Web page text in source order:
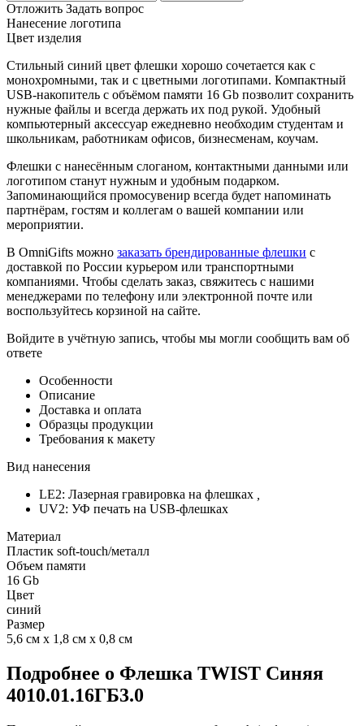
Отложить Задать вопрос
Нанесение логотипа
Цвет изделия
Стильный синий цвет флешки хорошо сочетается как с
монохромными, так и с цветными логотипами. Компактный
USB-накопитель с объёмом памяти 16 Gb позволит сохранить
нужные файлы и всегда держать их под рукой. Удобный
компьютерный аксессуар ежедневно необходим студентам и
школьникам, работникам офисов, бизнесменам, коучам.
Флешки с нанесённым слоганом, контактными данными или
логотипом станут нужным и удобным подарком.
Запоминающийся промосувенир всегда будет напоминать
партнёрам, гостям и коллегам о вашей компании или
мероприятии.
В OmniGifts можно заказать брендированные флешки с
доставкой по России курьером или транспортными
компаниями. Чтобы сделать заказ, свяжитесь с нашими
менеджерами по телефону или электронной почте или
воспользуйтесь корзиной на сайте.
Войдите в учётную запись, чтобы мы могли сообщить вам об
ответе
Особенности
Описание
Доставка и оплата
Образцы продукции
Требования к макету
Вид нанесения
LE2: Лазерная гравировка на флешках
UV2: УФ печать на USB-флешках
Материал
Пластик soft-touch/металл
Объем памяти
16 Gb
Цвет
синий
Размер
5,6 см х 1,8 см х 0,8 см
Подробнее о Флешка TWIST Синяя
4010.01.16ГБ3.0